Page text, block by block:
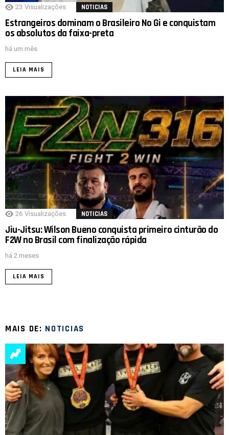
23 Visualizações NOTICIAS
Estrangeiros dominam o Brasileiro No Gi e conquistam
os absolutos da faixa-preta
há um mês
LEIA MAIS
26 Visualizações NOTICIAS
Jiu-Jitsu: Wilson Bueno conquista primeiro cinturão do
F2W no Brasil com finalização rápida
há 2 meses
LEIA MAIS
MAIS DE: NOTICIAS